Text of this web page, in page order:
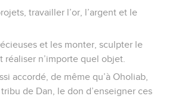
travailler l’or, l’argent et le
et les monter, sculpter le
n’importe quel objet.
accordé, de même qu’à Oholiab,
de Dan, le don d’enseigner ces